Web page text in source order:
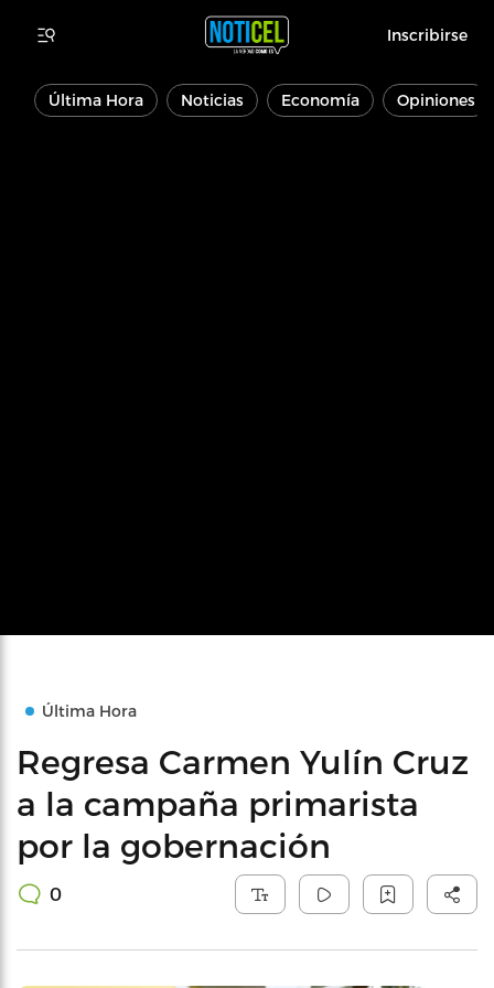
Inscribirse
Última Hora Noticias Economía Opiniones
Última Hora
Regresa Carmen Yulín Cruz
a la campaña primarista
por la gobernación
0